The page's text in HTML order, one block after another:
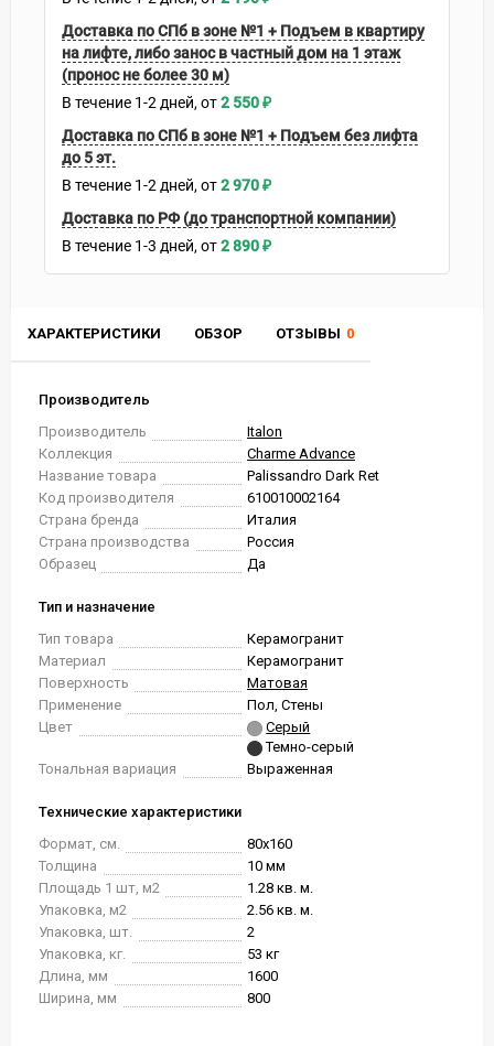
ХАРАКТЕРИСТИКИ ОБЗОР ОТЗЫВЫ 0
Производитель
Производитель
Italon
Коллекция
Charme Advance
Название товара
Palissandro Dark Ret
Код производителя
610010002164
Страна бренда
Италия
Страна производства
Россия
Образец
Да
Тип и назначение
Тип товара
Керамогранит
Материал
Керамогранит
Поверхность
Матовая
Применение
Пол, Стены
Цвет
Серый
Темно-серый
Тональная вариация
Выраженная
Технические характеристики
Формат, см.
80x160
Толщина
10 мм
Площадь 1 шт, м2
1.28 кв. м.
Упаковка, м2
2.56 кв. м.
Упаковка, шт.
2
Упаковка, кг.
53 кг
Длина, мм
1600
Ширина, мм
800
Доставка по СПб в зоне №1 + Подъем в квартиру
на лифте, либо занос в частный дом на 1 этаж
(пронос не более 30 м)
В течение 1-2 дней 2 550₽
Доставка по СПб в зоне №1 + Подъем без лифта
до 5 эт.
В течение 1-2 дней 2 970₽
Доставка по РФ (до транспортной компании)
В течение 1-3 дней 2 890₽